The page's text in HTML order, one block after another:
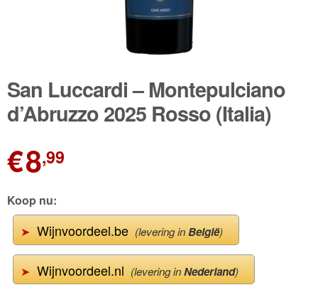
San Luccardi – Montepulciano
d’Abruzzo 2025 Rosso (Italia)
€8,99
Koop nu:
➤Wijnvoordeel.be(levering inBelgië)
➤Wijnvoordeel.nl(levering inNederland)